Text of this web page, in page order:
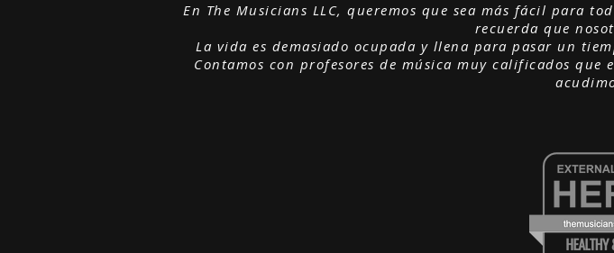
En The Musicians LLC, queremos que sea más fácil para
recuerda que
La vida es demasiado ocupada y llena para pasar un
Contamos con profesores de música muy calificados